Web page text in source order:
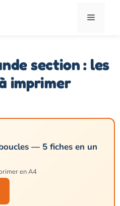
Menu
section : les
imprimer
— 5 fiches en un
en A4